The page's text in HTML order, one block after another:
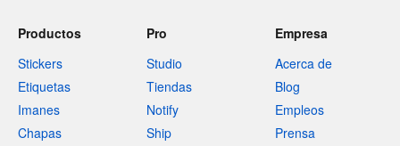
Productos
Stickers
Etiquetas
Imanes
Chapas
Pro
Studio
Tiendas
Notify
Ship
Empresa
Acerca de
Blog
Empleos
Prensa